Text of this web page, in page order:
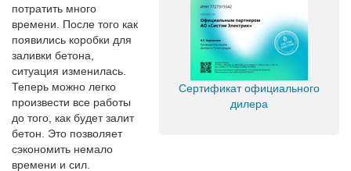
Сертификат официального
дилера
потратить много
времени. После того как
появились коробки для
заливки бетона,
ситуация изменилась.
Теперь можно легко
произвести все работы
до того, как будет залит
бетон. Это позволяет
сэкономить немало
времени и сил.